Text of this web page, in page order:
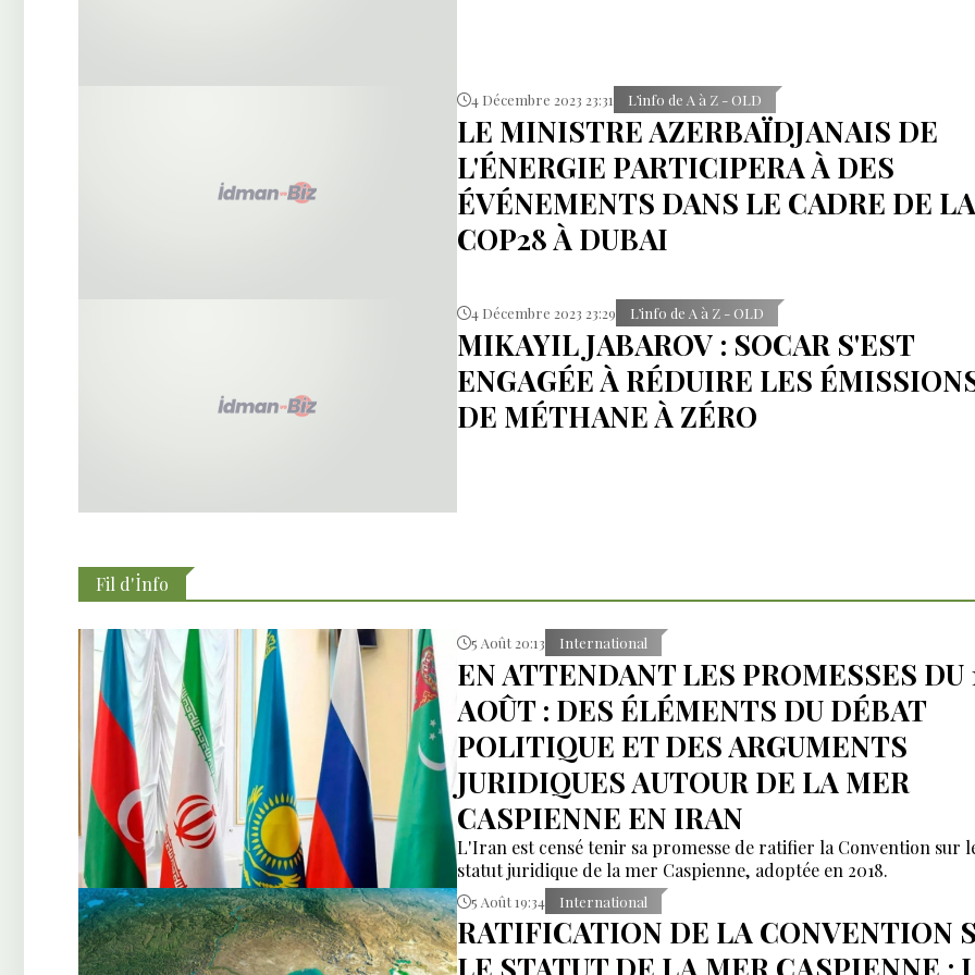
4 Décembre 2023 23:31 L’info de A à Z - OLD
LE MINISTRE AZERBAÏDJANAIS DE
L'ÉNERGIE PARTICIPERA À DES
ÉVÉNEMENTS DANS LE CADRE DE LA
COP28 À DUBAI
4 Décembre 2023 23:29 L’info de A à Z - OLD
MIKAYIL JABAROV : SOCAR S'EST
ENGAGÉE À RÉDUIRE LES
DE MÉTHANE À ZÉRO
Fil d'İnfo
5 Août 20:13 International
EN ATTENDANT LES PROMESSES DU
AOÛT : DES ÉLÉMENTS DU DÉBAT
POLITIQUE ET DES ARGUMENTS
JURIDIQUES AUTOUR DE LA MER
CASPIENNE EN IRAN
L'Iran est censé tenir sa promesse de ratifier la Convention sur
statut juridique de la mer Caspienne, adoptée en 2018.
5 Août 19:34 International
RATIFICATION DE LA CONVENTION